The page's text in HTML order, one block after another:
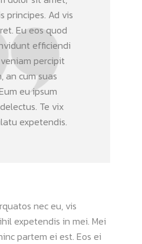
principes. Ad vis
Eu eos quod
efficiendi
percipit
an cum suas
eu ipsum
Te vix
expetendis.
nec eu, vis
expetendis in mei. Mei
partem ei est. Eos ei